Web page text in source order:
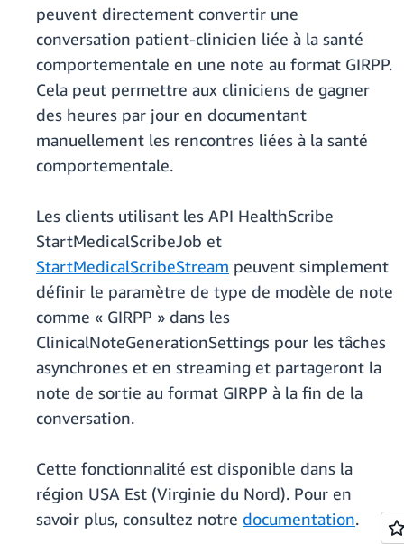
peuvent directement convertir une
conversation patient-clinicien liée à la santé
comportementale en une note au format GIRPP.
Cela peut permettre aux cliniciens de gagner
des heures par jour en documentant
manuellement les rencontres liées à la santé
comportementale.
Les clients utilisant les API HealthScribe
StartMedicalScribeJob et
StartMedicalScribeStream peuvent simplement
définir le paramètre de type de modèle de note
comme « GIRPP » dans les
ClinicalNoteGenerationSettings pour les tâches
asynchrones et en streaming et partageront la
note de sortie au format GIRPP à la fin de la
conversation.
Cette fonctionnalité est disponible dans la
région USA Est (Virginie du Nord). Pour en
savoir plus, consultez notre documentation.